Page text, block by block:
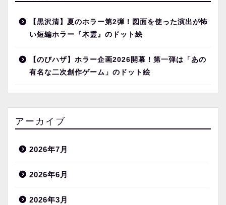
【黒沢清】夏のホラー第2弾！図面を使った演出が怖
い短編ホラー『木霊』のドット絵
【のびハザ】ホラー企画2026開幕！第一弾は「あの
有名な二次創作ゲーム」のドット絵
アーカイブ
2026年7月
2026年6月
2026年3月